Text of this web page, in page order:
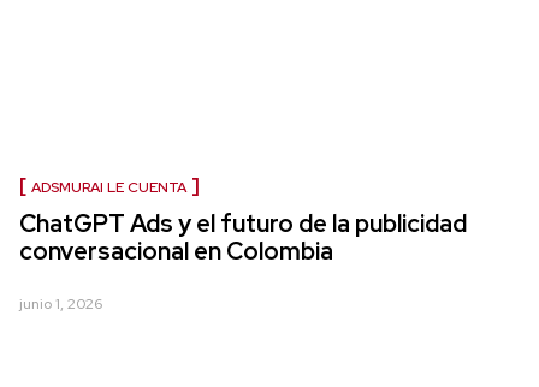
ADSMURAI LE CUENTA
ChatGPT Ads y el futuro de la publicidad
conversacional en Colombia
junio 1, 2026